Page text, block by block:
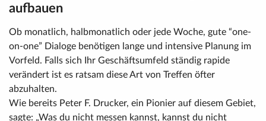
aufbauen
Ob monatlich, halbmonatlich oder jede Woche, gute “one-
on-one” Dialoge benötigen lange und intensive Planung im
Vorfeld. Falls sich Ihr Geschäftsumfeld ständig rapide
verändert ist es ratsam diese Art von Treffen öfter
abzuhalten.
Wie bereits Peter F. Drucker, ein Pionier auf diesem Gebiet,
sagte: „Was du nicht messen kannst, kannst du nicht